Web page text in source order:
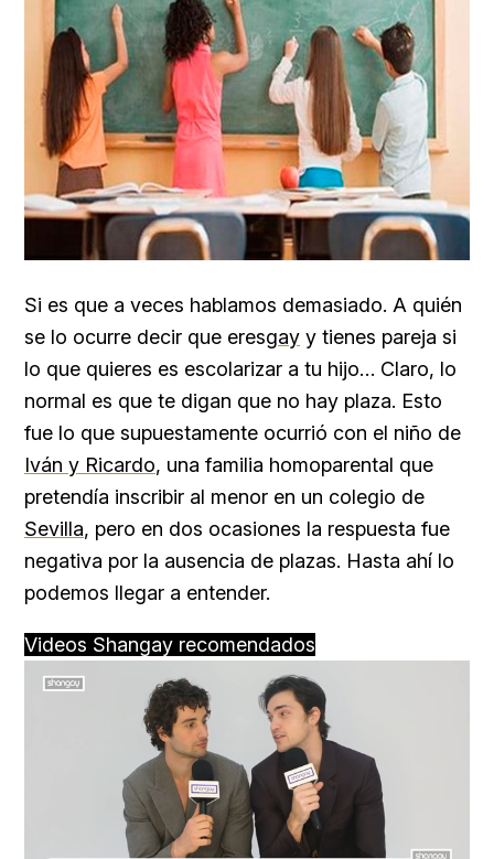
Si es que a veces hablamos demasiado. A quién
se lo ocurre decir que eresgay y tienes pareja si
lo que quieres es escolarizar a tu hijo… Claro, lo
normal es que te digan que no hay plaza. Esto
fue lo que supuestamente ocurrió con el niño de
Iván y Ricardo, una familia homoparental que
pretendía inscribir al menor en un colegio de
Sevilla, pero en dos ocasiones la respuesta fue
negativa por la ausencia de plazas. Hasta ahí lo
podemos llegar a entender.
Videos Shangay recomendados